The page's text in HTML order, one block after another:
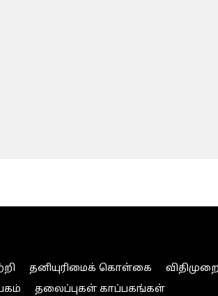
தனியுரிமைக் கொள்கை
தலைப்புகள் காப்பகங்கள்